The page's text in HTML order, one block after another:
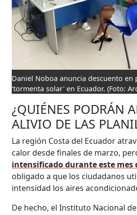
Daniel Noboa anuncia descuento en
'tormenta solar' en Ecuador. (Foto:
¿QUIÉNES PODRÁN
ALIVIO DE LAS
La región Costa del Ecuador
calor desde finales de marzo,
intensificado durante este mes
obligado a que los ciudadanos
intensidad los aires
De hecho, el Instituto Nacional